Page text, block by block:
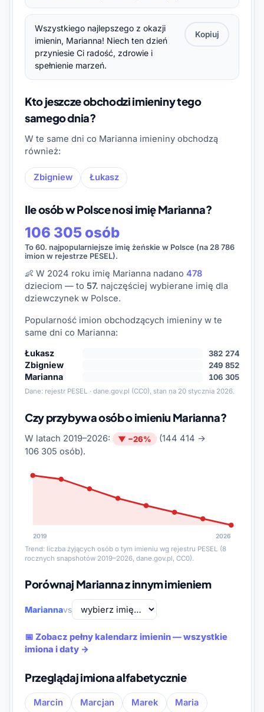
Wszystkiego najlepszego z okazji
imienin, Marianna! Niech ten dzień
przyniesie Ci radość, zdrowie i
spełnienie marzeń.
Kopiuj
Kto jeszcze obchodzi imieniny tego
samego dnia?
W te same dni co Marianna imieniny obchodzą
również:
Zbigniew Łukasz
Ile osób w Polsce nosi imię Marianna?
106 305 osób
To 60. najpopularniejsze imię żeńskie w Polsce (na 28 786
imion w rejestrze PESEL).
👶 W 2024 roku imię Marianna nadano 478
dzieciom — to 57. najczęściej wybierane imię dla
dziewczynek w Polsce.
Popularność imion obchodzących imieniny w te
same dni co Marianna:
Łukasz 382 274
Zbigniew 249 852
Marianna 106 305
Dane: rejestr PESEL · dane.gov.pl (CC0), stan na 20 stycznia 2026.
Czy przybywa osób o imieniu Marianna?
W latach 2019–2026: ▼ −26% (144 414 →
106 305 osób).
2019 2026
Trend: liczba żyjących osób o tym imieniu wg rejestru PESEL (8
rocznych snapshotów 2019–2026, dane.gov.pl, CC0).
Porównaj Marianna z innym imieniem
Mariannavs
📅 Zobacz pełny kalendarz imienin — wszystkie
imiona i daty →
Przeglądaj imiona alfabetycznie
Marcin Marcjan Marek Maria